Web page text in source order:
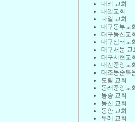
내리 교회
내일교회
다일 교회
대구동부교
대구동신교
대구샘터교
대구서문 교
대구서현교
대전중앙교
대조동순복
도림 교회
동래중앙교
동숭 교회
동신 교회
동안 교회
두레 교회